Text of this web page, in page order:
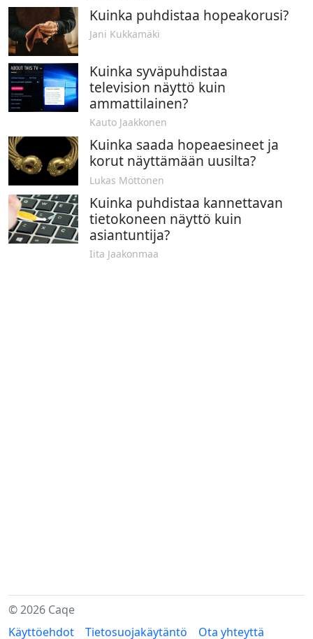
Kuinka puhdistaa hopeakorusi?
Jani Kukkamäki
Kuinka syväpuhdistaa
television näyttö kuin
ammattilainen?
Kauto Jaakkonen
Kuinka saada hopeaesineet ja
korut näyttämään uusilta?
Lukas Möttönen
Kuinka puhdistaa kannettavan
tietokoneen näyttö kuin
asiantuntija?
Iita Jaakonmaa
© 2026 Caqe
Käyttöehdot
Tietosuojakäytäntö Ota yhteyttä